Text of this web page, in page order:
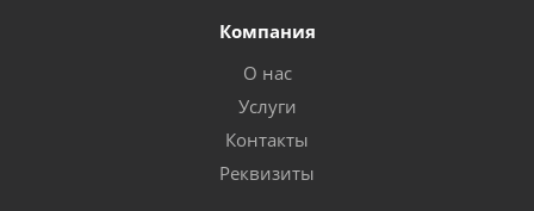
Компания
О нас
Услуги
Контакты
Реквизиты